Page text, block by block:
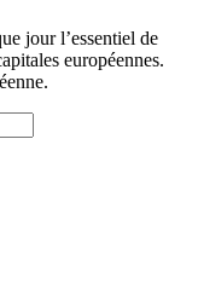
jour l’essentiel de
européennes.